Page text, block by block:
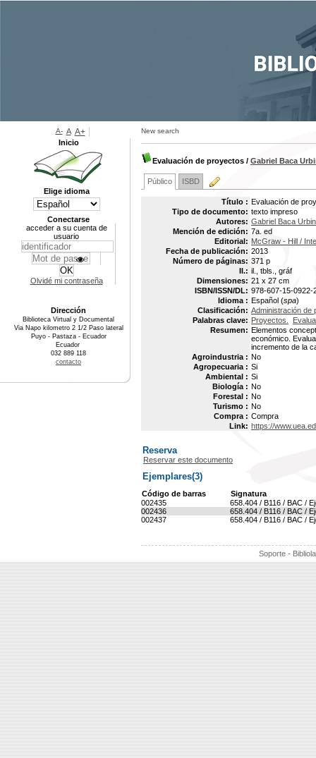
New search
Evaluación de proyectos / Gabriel Baca
Público ISBD
Título : Evaluación de
Tipo de documento: texto impreso
Autores: Gabriel Baca
Mención de edición: 7a. ed
Editorial: McGraw - Hill /
Fecha de publicación: 2013
Número de páginas: 371 p
Il.: il., tbls., gráf
Dimensiones: 21 x 27 cm
ISBN/ISSN/DL: 978-607-15-0922-
Idioma : Español (spa)
Clasificación: Administración de
Palabras clave: Proyectos.
Resumen: Elementos
económico.
incremento de la
Agroindustria : No
Agropecuaria : Si
Ambiental : Si
Biología : No
Forestal : No
Turismo : No
Compra : Compra
Link: https://
Reserva
Reservar este documento
Ejemplares(3)
Código de barras
Signatura
002435
658.404 / B116 / BAC /
002436
658.404 / B116 / BAC /
002437
658.404 / B116 / BAC /
Soporte -
A- A A+
Inicio
Elige idioma
Conectarse
acceder a su cuenta de
usuario
Olvidé mi contraseña
Dirección
Biblioteca Virtual y Documental
Via Napo kilometro 2 1/2 Paso lateral
Puyo - Pastaza - Ecuador
Ecuador
032 889 118
contacto